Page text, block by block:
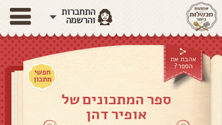
התחברות
והרשמה
אהבת את
הספר?
חפשי
מתכון
ספר המתכונים של
אופיר דהן